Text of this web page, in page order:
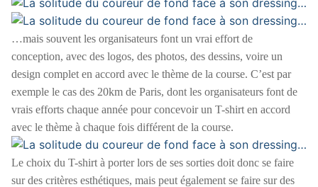
…mais souvent les organisateurs font un vrai effort de
conception, avec des logos, des photos, des dessins, voire un
design complet en accord avec le thème de la course. C’est par
exemple le cas des 20km de Paris, dont les organisateurs font de
vrais efforts chaque année pour concevoir un T-shirt en accord
avec le thème à chaque fois différent de la course.
Le choix du T-shirt à porter lors de ses sorties doit donc se faire
sur des critères esthétiques, mais peut également se faire sur des